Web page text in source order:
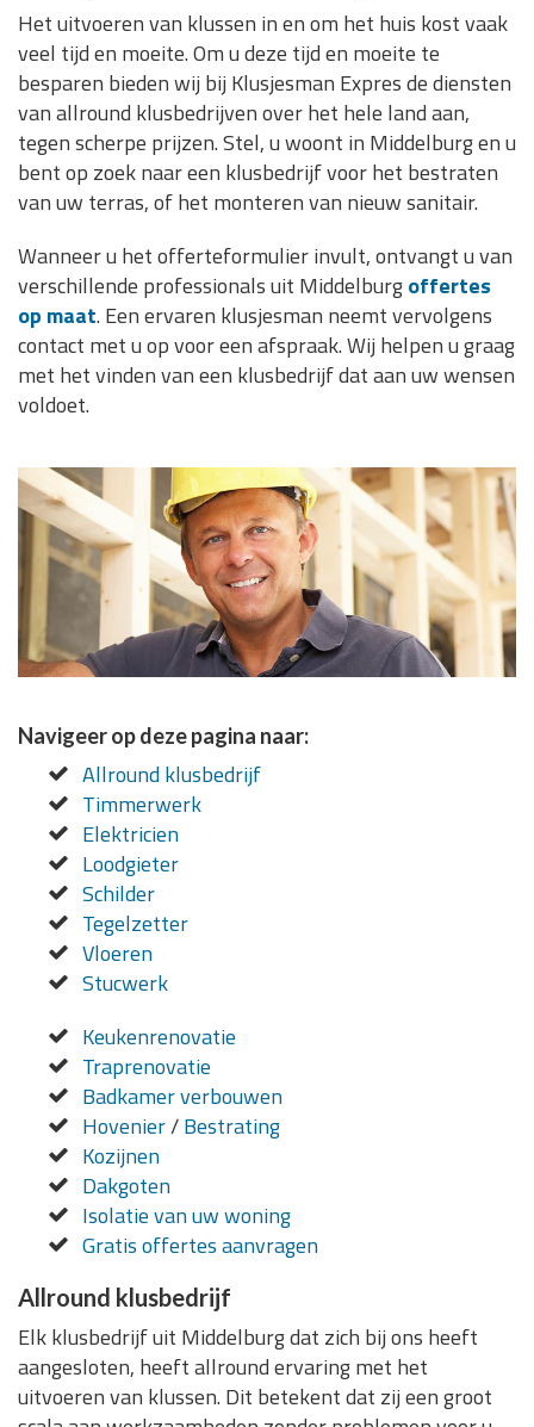
Het uitvoeren van klussen in en om het huis kost vaak
veel tijd en moeite. Om u deze tijd en moeite te
besparen bieden wij bij Klusjesman Expres de diensten
van allround klusbedrijven over het hele land aan,
tegen scherpe prijzen. Stel, u woont in Middelburg en u
bent op zoek naar een klusbedrijf voor het bestraten
van uw terras, of het monteren van nieuw sanitair.
Wanneer u het offerteformulier invult, ontvangt u van
verschillende professionals uit Middelburgoffertes
op maat. Een ervaren klusjesman neemt vervolgens
contact met u op voor een afspraak. Wij helpen u graag
met het vinden van een klusbedrijf dat aan uw wensen
voldoet.
Navigeer op deze pagina naar:
Allround klusbedrijf
Timmerwerk
Elektricien
Loodgieter
Schilder
Tegelzetter
Vloeren
Stucwerk
Keukenrenovatie
Traprenovatie
Badkamer verbouwen
Hovenier/Bestrating
Kozijnen
Dakgoten
Isolatie van uw woning
Gratis offertes aanvragen
Allround klusbedrijf
Elk klusbedrijf uit Middelburg dat zich bij ons heeft
aangesloten, heeft allround ervaring met het
uitvoeren van klussen. Dit betekent dat zij een groot